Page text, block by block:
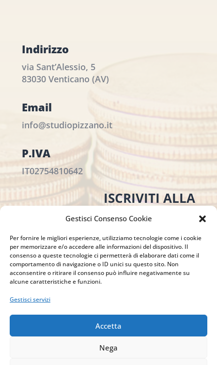
Gestisci Consenso Cookie
Per fornire le migliori esperienze, utilizziamo tecnologie come i cookie
per memorizzare e/o accedere alle informazioni del dispositivo. Il
consenso a queste tecnologie ci permetterà di elaborare dati come il
comportamento di navigazione o ID unici su questo sito. Non
acconsentire o ritirare il consenso può influire negativamente su
alcune caratteristiche e funzioni.
Gestisci servizi
Accetta
Nega
Indirizzo
via Sant’Alessio, 5
83030 Venticano (AV)
Email
info@studiopizzano.it
P.IVA
IT02754810642
ISCRIVITI ALLA
NEWSLETTER
novità, clicca sul pulsante qui sotto e
iscriviti alla nostra newsletter.
ISCRIVITI ALLA